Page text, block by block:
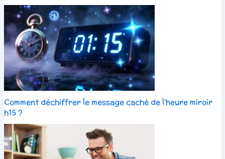
Comment déchiffrer le message caché de l’heure miroir
h15 ?